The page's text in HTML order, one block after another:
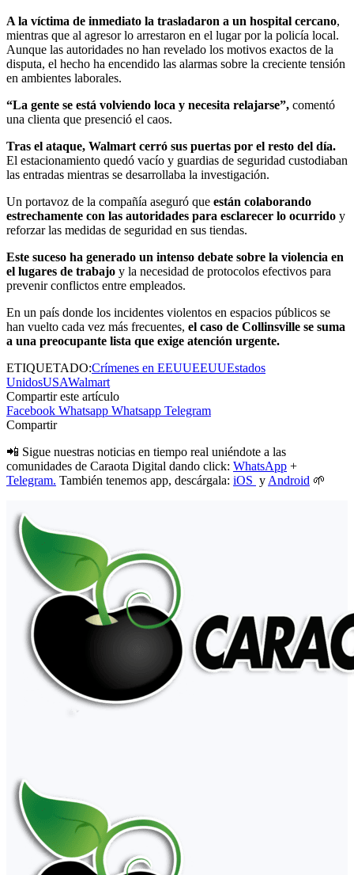
A la víctima de inmediato la trasladaron a un hospital cercano,
mientras que al agresor lo arrestaron en el lugar por la policía local.
Aunque las autoridades no han revelado los motivos exactos de la
disputa, el hecho ha encendido las alarmas sobre la creciente tensión
en ambientes laborales.
“La gente se está volviendo loca y necesita relajarse”, comentó
una clienta que presenció el caos.
Tras el ataque, Walmart cerró sus puertas por el resto del día.
El estacionamiento quedó vacío y guardias de seguridad custodiaban
las entradas mientras se desarrollaba la investigación.
Un portavoz de la compañía aseguró que están colaborando
estrechamente con las autoridades para esclarecer lo ocurrido y
reforzar las medidas de seguridad en sus tiendas.
Este suceso ha generado un intenso debate sobre la violencia en
el lugares de trabajo y la necesidad de protocolos efectivos para
prevenir conflictos entre empleados.
En un país donde los incidentes violentos en espacios públicos se
han vuelto cada vez más frecuentes, el caso de Collinsville se suma
a una preocupante lista que exige atención urgente.
ETIQUETADO:Crímenes en EEUUEEUUEstados
UnidosUSAWalmart
Compartir este artículo
Facebook Whatsapp Whatsapp Telegram
Compartir
📲 Sigue nuestras noticias en tiempo real uniéndote a las
comunidades de Caraota Digital dando click: WhatsApp +
Telegram. También tenemos app, descárgala: iOS y Android 🌱